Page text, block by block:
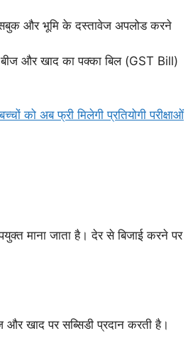
और भूमि के दस्तावेज अपलोड करने
और खाद का पक्का बिल (GST Bill)
अब फ्री मिलेगी प्रतियोगी परीक्षाओं
माना जाता है। देर से बिजाई करने पर
खाद पर सब्सिडी प्रदान करती है।